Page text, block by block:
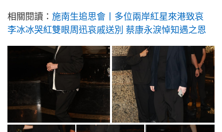
相關閱讀： 施南生追思會丨多位兩岸紅星來港致哀
李冰冰哭紅雙眼周迅哀戚送別 蔡康永淚悼知遇之恩